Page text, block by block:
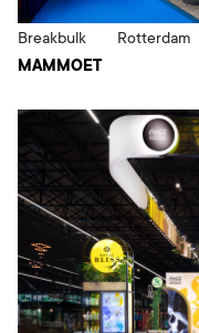
MAMMOET
Breakbulk Rotterdam